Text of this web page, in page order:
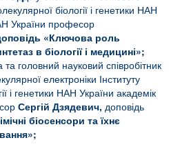
біології і генетики НАН
України професор
«Ключова роль
в біології і медицині»;
головний науковий співробітник
електроніки Інституту
і генетики НАН України академік
Сергій Дзядевич, доповідь
біосенсори та їхнє